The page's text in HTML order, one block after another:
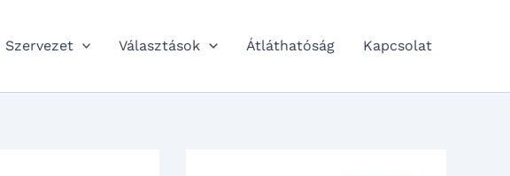
Szervezet Választások Átláthatóság Kapcsolat